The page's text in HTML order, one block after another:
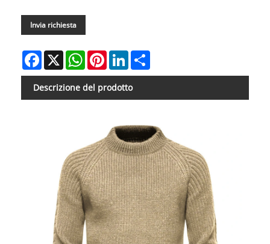
Invia richiesta
Facebook
X WhatsAppPinterestLinkedIn
Descrizione del prodotto